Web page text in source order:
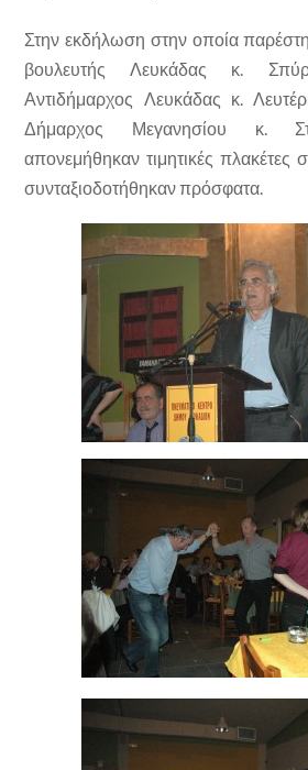
Στην εκδήλωση στην οποία
βουλευτής Λευκάδας κ.
Αντιδήμαρχος Λευκάδας κ.
Δήμαρχος Μεγανησίου κ.
απονεμήθηκαν τιμητικές πλακέτες
συνταξιοδοτήθηκαν πρόσφατα.